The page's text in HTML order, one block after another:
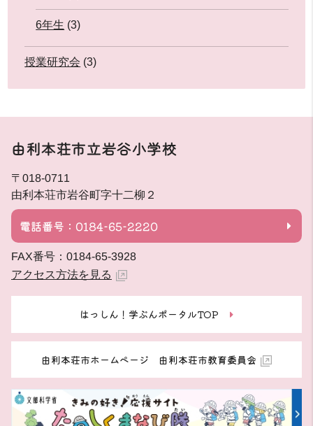
6年生 (3)
授業研究会 (3)
由利本荘市立岩谷小学校
〒018-0711
由利本荘市岩谷町字十二柳２
電話番号：0184-65-2220
FAX番号：0184-65-3928
アクセス方法を見る
はっしん！学ぶんポータルTOP
由利本荘市ホームページ 由利本荘市教育委員会